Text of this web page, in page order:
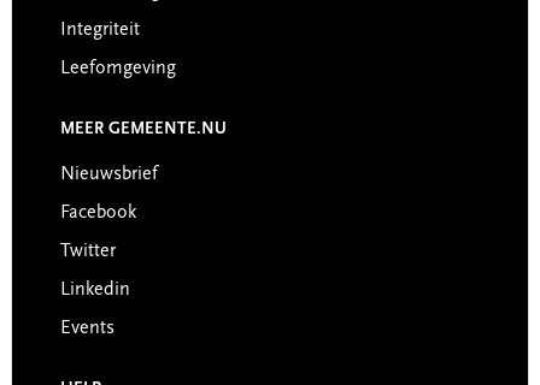
Integriteit
Leefomgeving
MEER GEMEENTE.NU
Nieuwsbrief
Facebook
Twitter
Linkedin
Events